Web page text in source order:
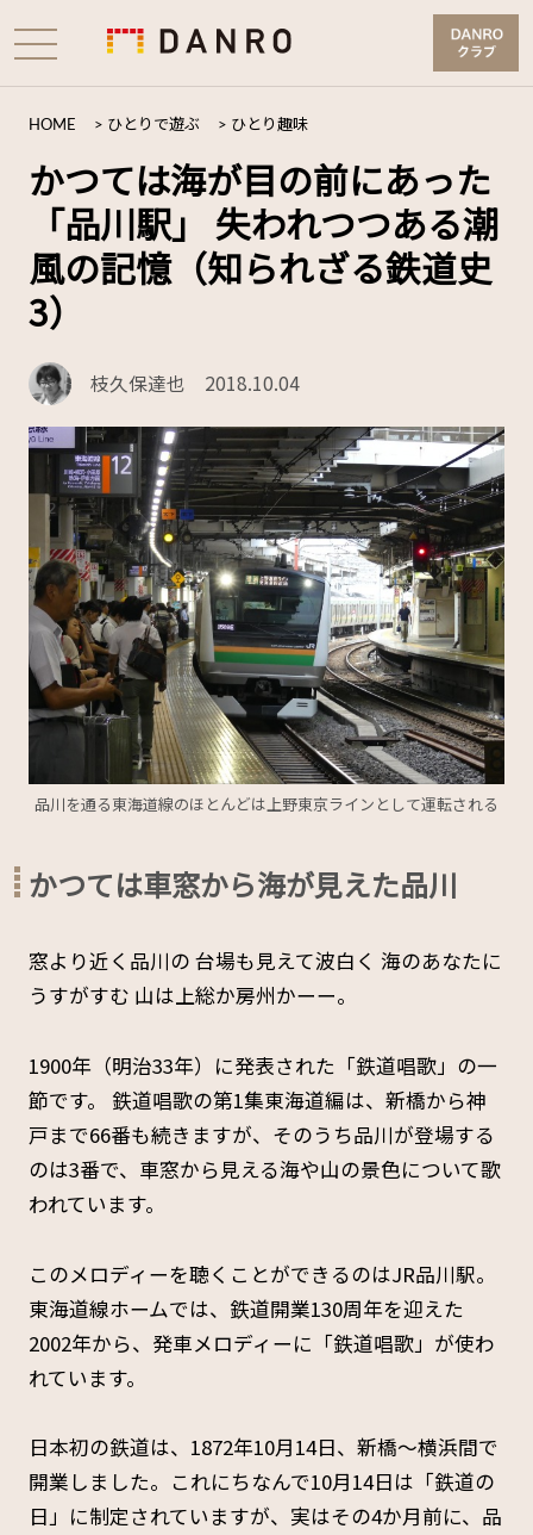
HOME > ひとりで遊ぶ > ひとり趣味
かつては海が目の前にあった
「品川駅」 失われつつある潮
風の記憶（知られざる鉄道史
3）
枝久保達也 2018.10.04
品川を通る東海道線のほとんどは上野東京ラインとして運転される
かつては車窓から海が見えた品川
窓より近く品川の 台場も見えて波白く 海のあなたに
うすがすむ 山は上総か房州かーー。
1900年（明治33年）に発表された「鉄道唱歌」の一
節です。 鉄道唱歌の第1集東海道編は、新橋から神
戸まで66番も続きますが、そのうち品川が登場する
のは3番で、車窓から見える海や山の景色について歌
われています。
このメロディーを聴くことができるのはJR品川駅。
東海道線ホームでは、鉄道開業130周年を迎えた
2002年から、発車メロディーに「鉄道唱歌」が使わ
れています。
日本初の鉄道は、1872年10月14日、新橋～横浜間で
開業しました。これにちなんで10月14日は「鉄道の
日」に制定されていますが、実はその4か月前に、品